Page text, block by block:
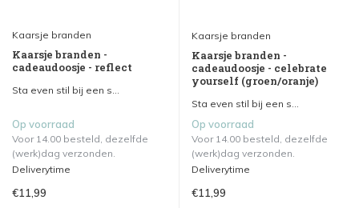
Kaarsje branden
Kaarsje branden -
cadeaudoosje - reflect
Sta even stil bij een s...
Op voorraad
Voor 14.00 besteld, dezelfde
(werk)dag verzonden.
Deliverytime
€11,99
Kaarsje branden
Kaarsje branden -
cadeaudoosje - celebrate
yourself (groen/oranje)
Sta even stil bij een s...
Op voorraad
Voor 14.00 besteld, dezelfde
(werk)dag verzonden.
Deliverytime
€11,99